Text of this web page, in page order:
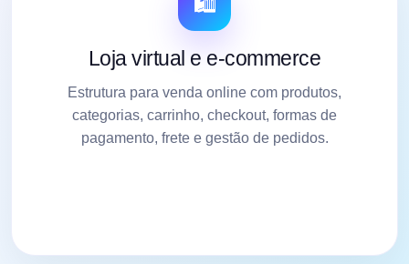
Loja virtual e e-commerce
Estrutura para venda online com produtos,
categorias, carrinho, checkout, formas de
pagamento, frete e gestão de pedidos.